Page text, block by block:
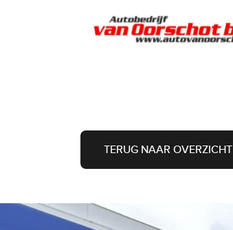
TERUG NAAR OVERZICHT